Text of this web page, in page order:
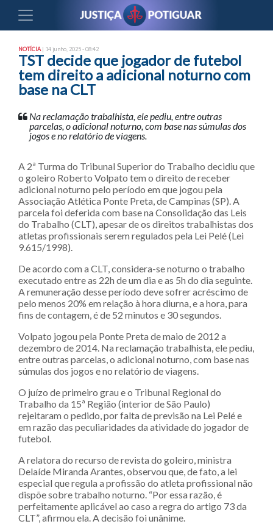
NOTÍCIA | 14 junho, 2025 - 08:42
TST decide que jogador de futebol
tem direito a adicional noturno com
base na CLT
Na reclamação trabalhista, ele pediu, entre outras
parcelas, o adicional noturno, com base nas súmulas dos
jogos e no relatório de viagens.
A 2ª Turma do Tribunal Superior do Trabalho decidiu que
o goleiro Roberto Volpato tem o direito de receber
adicional noturno pelo período em que jogou pela
Associação Atlética Ponte Preta, de Campinas (SP). A
parcela foi deferida com base na Consolidação das Leis
do Trabalho (CLT), apesar de os direitos trabalhistas dos
atletas profissionais serem regulados pela Lei Pelé (Lei
9.615/1998).
De acordo com a CLT, considera-se noturno o trabalho
executado entre as 22h de um dia e as 5h do dia seguinte.
A remuneração desse período deve sofrer acréscimo de
pelo menos 20% em relação à hora diurna, e a hora, para
fins de contagem, é de 52 minutos e 30 segundos.
Volpato jogou pela Ponte Preta de maio de 2012 a
dezembro de 2014. Na reclamação trabalhista, ele pediu,
entre outras parcelas, o adicional noturno, com base nas
súmulas dos jogos e no relatório de viagens.
O juízo de primeiro grau e o Tribunal Regional do
Trabalho da 15ª Região (interior de São Paulo)
rejeitaram o pedido, por falta de previsão na Lei Pelé e
em razão das peculiaridades da atividade do jogador de
futebol.
A relatora do recurso de revista do goleiro, ministra
Delaíde Miranda Arantes, observou que, de fato, a lei
especial que regula a profissão do atleta profissional não
dispõe sobre trabalho noturno. “Por essa razão, é
perfeitamente aplicável ao caso a regra do artigo 73 da
CLT”, afirmou ela. A decisão foi unânime.